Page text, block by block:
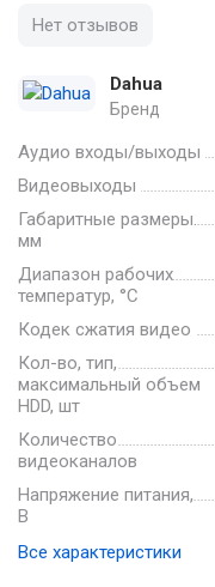
Нет отзывов
Dahua
Бренд
Аудио входы/выходы
Видеовыходы
Габаритные размеры.
мм
Диапазон рабочих
температур, °С
Кодек сжатия видео
Кол-во, тип,
максимальный объем
HDD, шт
Количество
видеоканалов
Напряжение питания,
В
Все характеристики